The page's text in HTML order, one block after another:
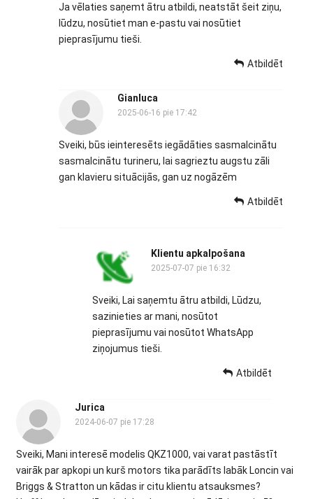
Ja vēlaties saņemt ātru atbildi, neatstāt šeit ziņu,
lūdzu, nosūtiet man e-pastu vai nosūtiet
pieprasījumu tieši.
Atbildēt
Gianluca
2025-06-16 pie 17:42
Sveiki, būs ieinteresēts iegādāties sasmalcinātu
sasmalcinātu turineru, lai sagrieztu augstu zāli
gan klavieru situācijās, gan uz nogāzēm
Atbildēt
Klientu apkalpošana
2025-07-07 pie 16:32
Sveiki, Lai saņemtu ātru atbildi, Lūdzu,
sazinieties ar mani, nosūtot
pieprasījumu vai nosūtot WhatsApp
ziņojumus tieši.
Atbildēt
Jurica
2024-06-07 pie 17:28
Sveiki, Mani interesē modelis QKZ1000, vai varat pastāstīt
vairāk par apkopi un kurš motors tika parādīts labāk Loncin vai
Briggs & Stratton un kādas ir citu klientu atsauksmes?